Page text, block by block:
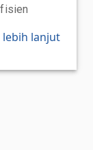
lebih lanjut